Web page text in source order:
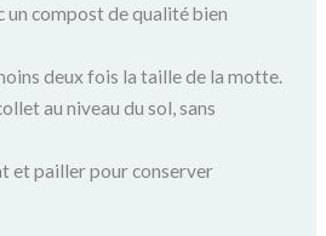
un compost de qualité bien
deux fois la taille de la motte.
au niveau du sol, sans
et pailler pour conserver